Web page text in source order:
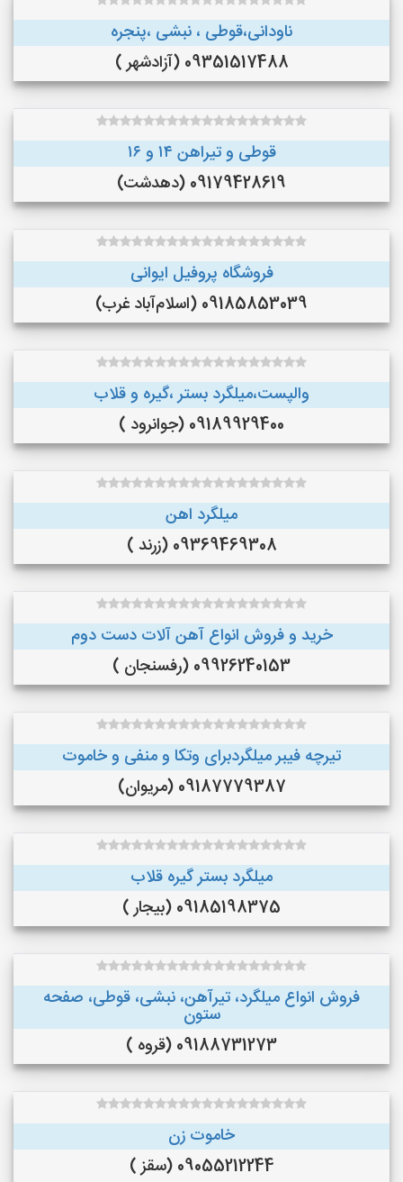
ناودانی،قوطی ، نبشی ،پنجره
09351517488 (آزادشهر )
قوطی و تیراهن ۱۴ و ۱۶
09179428619 (دهدشت)
فروشگاه پروفیل ایوانی
09185853039 (اسلام‌آباد غرب)
والپست،میلگرد بستر ،گیره و قلاب
09189929400 (جوانرود )
میلگرد اهن
09369469308 (زرند )
خرید و فروش انواع آهن آلات دست دوم
09926240153 (رفسنجان )
تیرچه فیبر میلگردبرای وتکا و منفی و خاموت
09187779387 (مریوان)
میلگرد بستر گیره قلاب
09185198375 (بیجار )
فروش انواع میلگرد، تیرآهن، نبشی، قوطی، صفحه
ستون
09188731273 (قروه )
خاموت زن
09055212244 (سقز )